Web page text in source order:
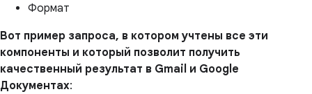
Формат
Вот пример запроса, в котором учтены все эти
компоненты и который позволит получить
качественный результат в Gmail и Google
Документах: